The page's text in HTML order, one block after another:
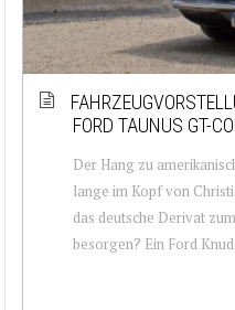
FORD TAUNUS GT-
Der Hang zu
lange im Kopf von
das deutsche Derivat
besorgen? Ein Ford